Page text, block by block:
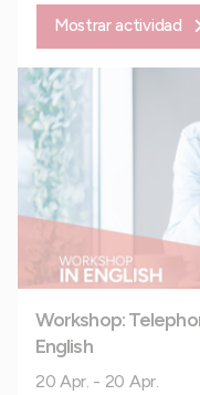
Mostrar actividad
Workshop:
English
20 Apr. - 20 Apr.